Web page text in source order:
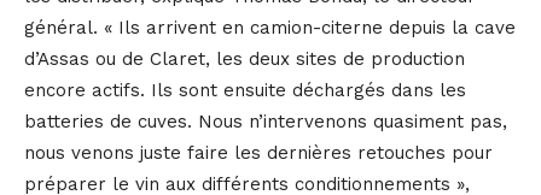
général. « Ils arrivent en camion-citerne depuis la cave
d’Assas ou de Claret, les deux sites de production
encore actifs. Ils sont ensuite déchargés dans les
batteries de cuves. Nous n’intervenons quasiment pas,
nous venons juste faire les dernières retouches pour
préparer le vin aux différents conditionnements »,